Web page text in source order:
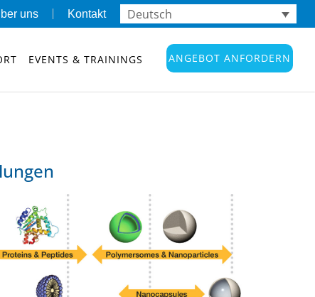
Deutsch
uns Kontakt
EVENTS & TRAININGS ANGEBOT ANFORDERN